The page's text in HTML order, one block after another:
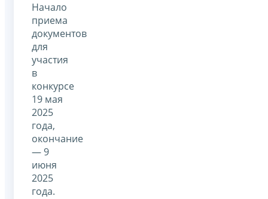
Начало
приема
документов
для
участия
в
конкурсе
19 мая
2025
года,
окончание
— 9
июня
2025
года.